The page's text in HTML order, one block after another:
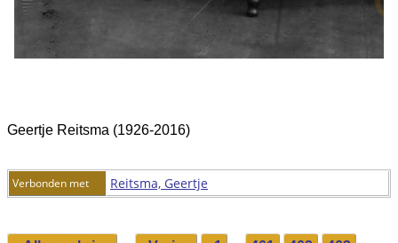
Geertje Reitsma (1926-2016)
Verbonden met Reitsma, Geertje